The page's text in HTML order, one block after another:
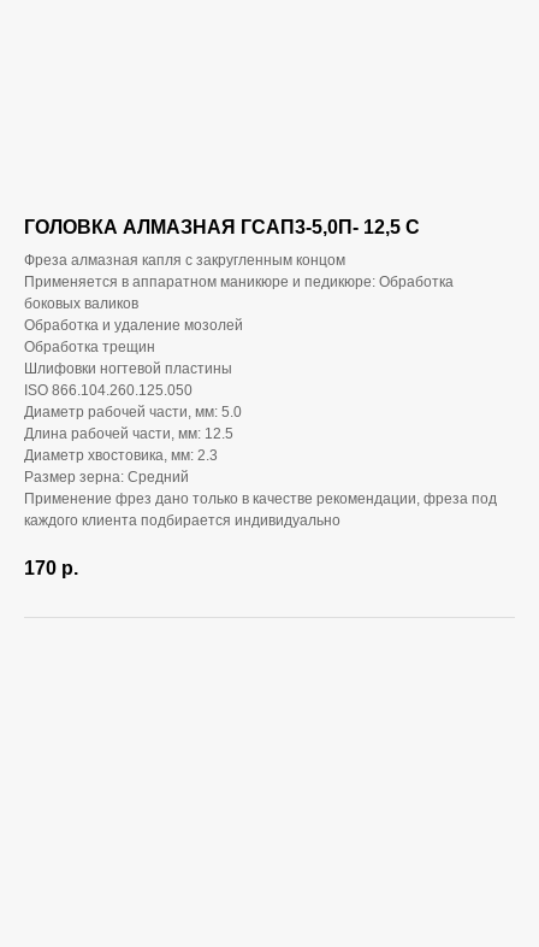
ГОЛОВКА АЛМАЗНАЯ ГСАП3-5,0П- 12,5 С
Фреза алмазная капля с закругленным концом
Применяется в аппаратном маникюре и педикюре: Обработка
боковых валиков
Обработка и удаление мозолей
Обработка трещин
Шлифовки ногтевой пластины
ISO 866.104.260.125.050
Диаметр рабочей части, мм: 5.0
Длина рабочей части, мм: 12.5
Диаметр хвостовика, мм: 2.3
Размер зерна: Средний
Применение фрез дано только в качестве рекомендации, фреза под
каждого клиента подбирается индивидуально
170 р.